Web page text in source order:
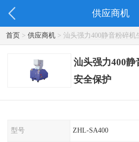
供应商机
首页> 供应商机> 汕头强力400静音粉碎机
汕头强力400
安全保护
型号 ZHL-SA400